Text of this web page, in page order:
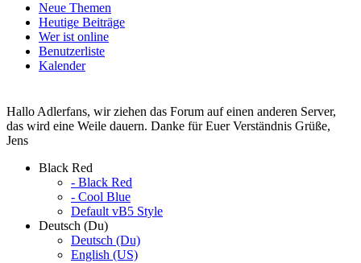
Neue Themen
Heutige Beiträge
Wer ist online
Benutzerliste
Kalender
Hallo Adlerfans, wir ziehen das Forum auf einen anderen Server,
das wird eine Weile dauern. Danke für Euer Verständnis Grüße,
Jens
Black Red
- Black Red
- Cool Blue
Default vB5 Style
Deutsch (Du)
Deutsch (Du)
English (US)